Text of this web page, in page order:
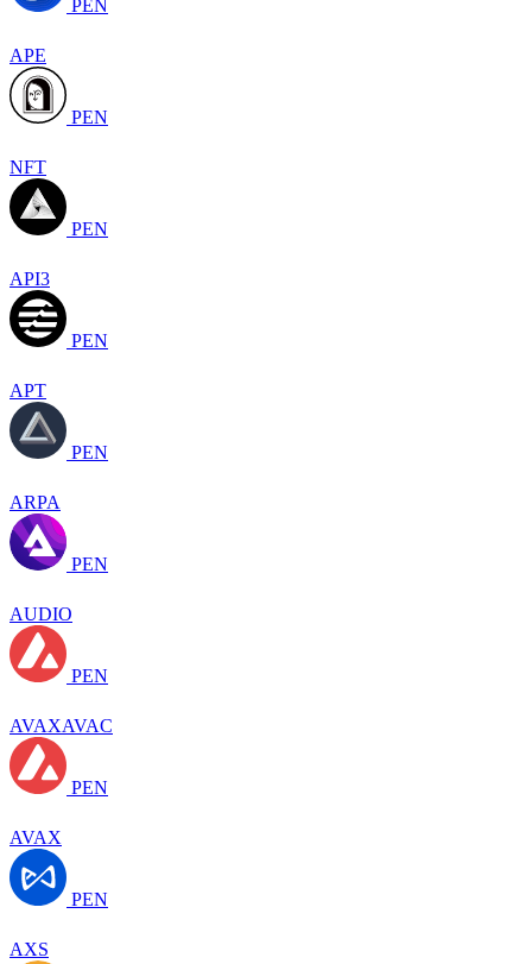
PEN
APE
PEN
NFT
PEN
API3
PEN
APT
PEN
ARPA
PEN
AUDIO
PEN
AVAXAVAC
PEN
AVAX
PEN
AXS